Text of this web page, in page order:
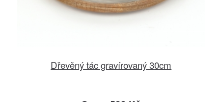
Dřevěný tác gravírovaný 30cm